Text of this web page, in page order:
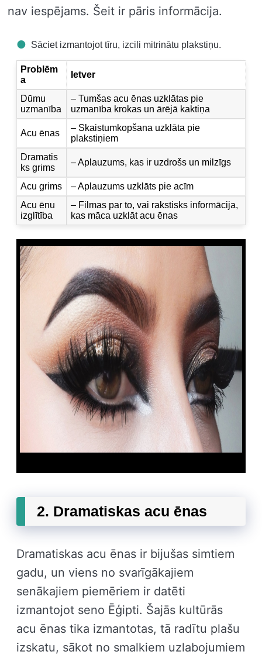
nav iespējams. Šeit ir pāris informācija.
Sāciet izmantojot tīru, izcili mitrinātu plakstiņu.
Problēm
a
Ietver
Dūmu
uzmanība
– Tumšas acu ēnas uzklātas pie
uzmanība krokas un ārējā kaktiņa
Acu ēnas
– Skaistumkopšana uzklāta pie
plakstiņiem
Dramatis
ks grims
– Aplauzums, kas ir uzdrošs un milzīgs
Acu grims
– Aplauzums uzklāts pie acīm
Acu ēnu
izglītība
– Filmas par to, vai rakstisks informācija,
kas māca uzklāt acu ēnas
2. Dramatiskas acu ēnas
Dramatiskas acu ēnas ir bijušas simtiem
gadu, un viens no svarīgākajiem
senākajiem piemēriem ir datēti
izmantojot seno Ēģipti. Šajās kultūrās
acu ēnas tika izmantotas, tā radītu plašu
izskatu, sākot no smalkiem uzlabojumiem